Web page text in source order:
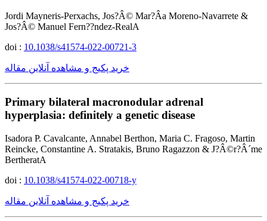
Jordi Mayneris-Perxachs, Jos?Â© Mar?Â­a Moreno-Navarrete &
Jos?Â© Manuel Fern??ndez-RealA
doi : 10.1038/s41574-022-00721-3
خرید پکیج و مشاهده آنلاین مقاله
Primary bilateral macronodular adrenal
hyperplasia: definitely a genetic disease
Isadora P. Cavalcante, Annabel Berthon, Maria C. Fragoso, Martin
Reincke, Constantine A. Stratakis, Bruno Ragazzon & J?Â©r?Â´me
BertheratA
doi : 10.1038/s41574-022-00718-y
خرید پکیج و مشاهده آنلاین مقاله